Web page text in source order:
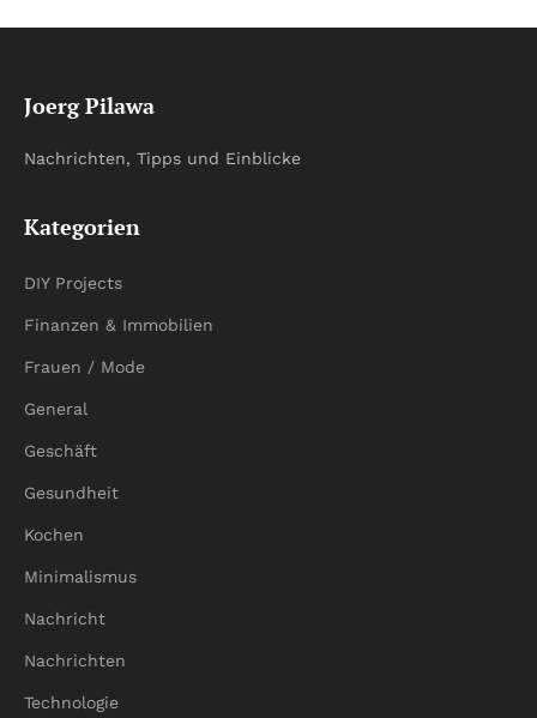
Joerg Pilawa
Nachrichten, Tipps und Einblicke
Kategorien
DIY Projects
Finanzen & Immobilien
Frauen / Mode
General
Geschäft
Gesundheit
Kochen
Minimalismus
Nachricht
Nachrichten
Technologie